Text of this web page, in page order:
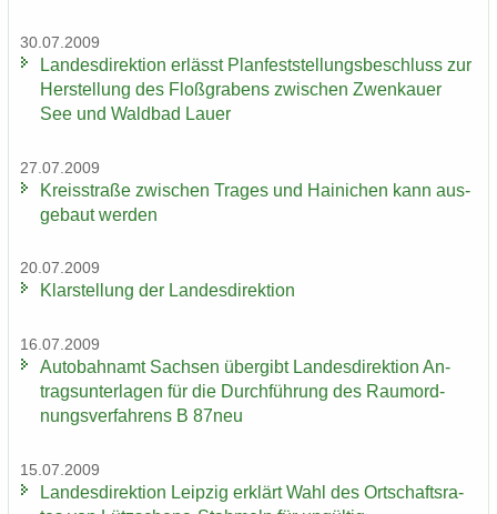
30.07.2009
Lan­des­di­rek­ti­on er­lässt Plan­fest­stel­lungs­be­schluss zur
Her­stel­lung des Floß­gra­bens zwi­schen Zwenkau­er
See und Wald­bad Lauer
27.07.2009
Kreis­stra­ße zwi­schen Tra­ges und Hai­ni­chen kann aus­
ge­baut wer­den
20.07.2009
Klar­stel­lung der Lan­des­di­rek­ti­on
16.07.2009
Au­to­bahn­amt Sach­sen über­gibt Lan­des­di­rek­ti­on An­
trags­un­ter­la­gen für die Durch­füh­rung des Raum­ord­
nungs­ver­fah­rens B 87neu
15.07.2009
Lan­des­di­rek­ti­on Leip­zig er­klärt Wahl des Ort­schafts­ra­